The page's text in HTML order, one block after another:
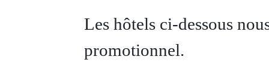
Les hôtels ci-dessous
promotionnel.